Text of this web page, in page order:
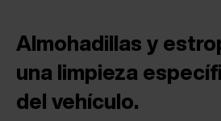
Almohadillas y
una limpieza
del vehículo.